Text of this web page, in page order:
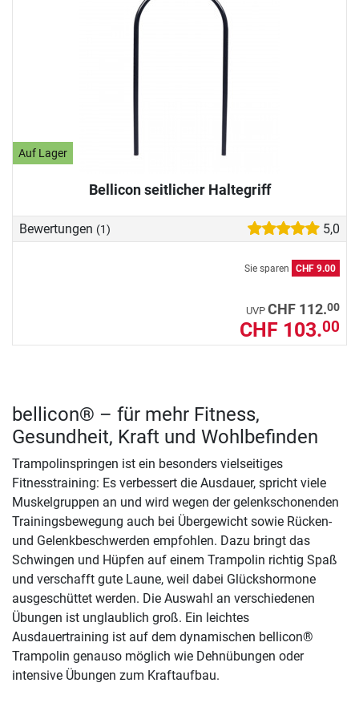
Auf Lager
Bellicon seitlicher Haltegriff
Bewertungen (1) 5,0
Sie sparen CHF 9.00
UVP CHF 112.00
CHF 103.00
bellicon® – für mehr Fitness,
Gesundheit, Kraft und Wohlbefinden
Trampolinspringen ist ein besonders vielseitiges
Fitnesstraining: Es verbessert die Ausdauer, spricht viele
Muskelgruppen an und wird wegen der gelenkschonenden
Trainingsbewegung auch bei Übergewicht sowie Rücken-
und Gelenkbeschwerden empfohlen. Dazu bringt das
Schwingen und Hüpfen auf einem Trampolin richtig Spaß
und verschafft gute Laune, weil dabei Glückshormone
ausgeschüttet werden. Die Auswahl an verschiedenen
Übungen ist unglaublich groß. Ein leichtes
Ausdauertraining ist auf dem dynamischen bellicon®
Trampolin genauso möglich wie Dehnübungen oder
intensive Übungen zum Kraftaufbau.